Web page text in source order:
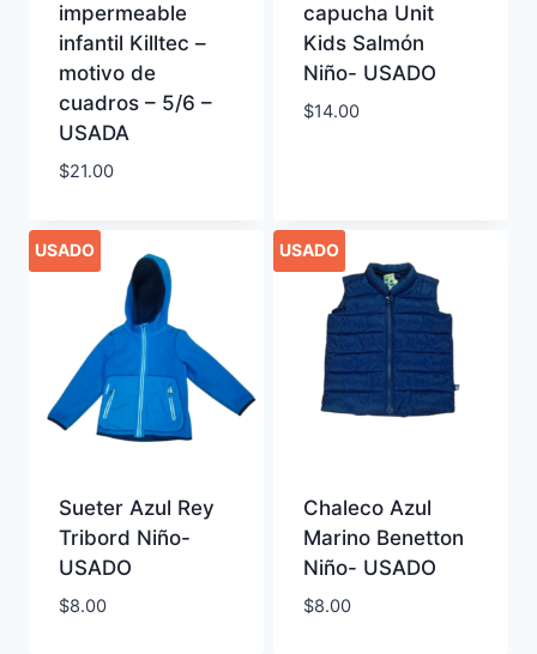
impermeable
infantil Killtec –
motivo de
cuadros – 5/6 –
USADA
$21.00
capucha Unit
Kids Salmón
Niño- USADO
$14.00
USADO
Sueter Azul Rey
Tribord Niño-
USADO
$8.00
USADO
Chaleco Azul
Marino Benetton
Niño- USADO
$8.00